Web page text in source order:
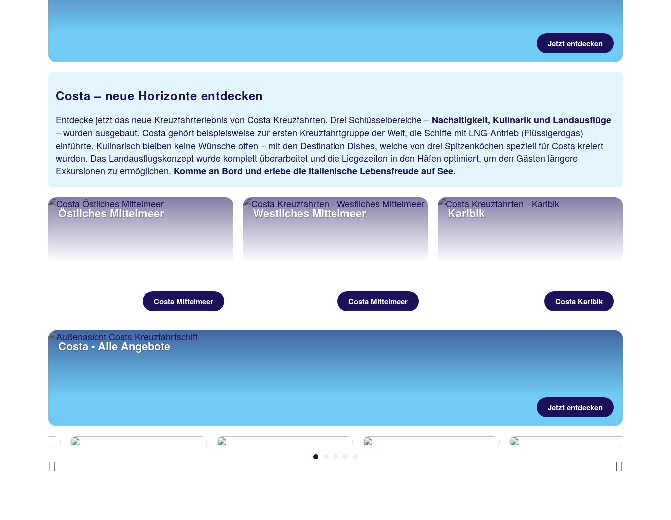
Jetzt entdecken
Costa – neue Horizonte entdecken
Entdecke jetzt das neue Kreuzfahrterlebnis von Costa Kreuzfahrten. Drei Schlüsselbereiche – Nachaltigkeit, Kulinarik und Landausflüge
– wurden ausgebaut. Costa gehört beispielsweise zur ersten Kreuzfahrtgruppe der Welt, die Schiffe mit LNG-Antrieb (Flüssigerdgas)
einführte. Kulinarisch bleiben keine Wünsche offen – mit den Destination Dishes, welche von drei Spitzenköchen speziell für Costa kreiert
wurden. Das Landausflugskonzept wurde komplett überarbeitet und die Liegezeiten in den Häfen optimiert, um den Gästen längere
Exkursionen zu ermöglichen. Komme an Bord und erlebe die italienische Lebensfreude auf See.
Östliches Mittelmeer
Costa Mittelmeer
Westliches Mittelmeer
Costa Mittelmeer
Karibik
Costa Karibik
Costa - Alle Angebote
Jetzt entdecken
Previous